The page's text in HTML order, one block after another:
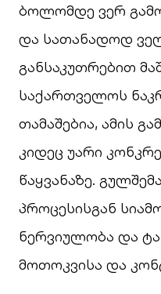
ბოლომდე ვერ
და სათანადოდ
განსაკუთრებით
საქართველოს
თამაშებია, ამის
კიდეც უარი
წაყვანაზე.
პროცესისგან
ნერვიულობა და
მოთოკვისა და